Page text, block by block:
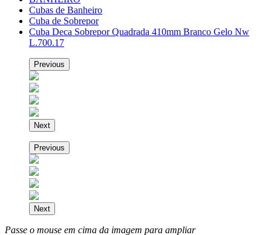
Cubas de Banheiro
Cuba de Sobrepor
Cuba Deca Sobrepor Quadrada 410mm Branco Gelo Nw
L.700.17
Previous
Next
Previous
Next
Passe o mouse em cima da imagem para ampliar